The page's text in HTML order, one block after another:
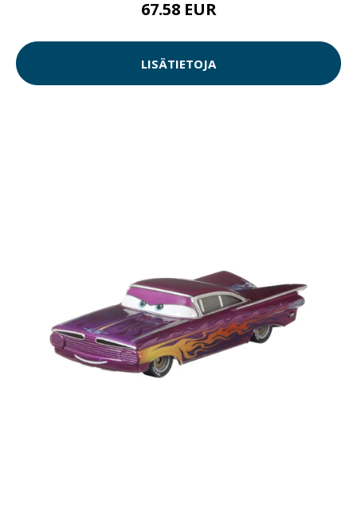
67.58 EUR
LISÄTIETOJA